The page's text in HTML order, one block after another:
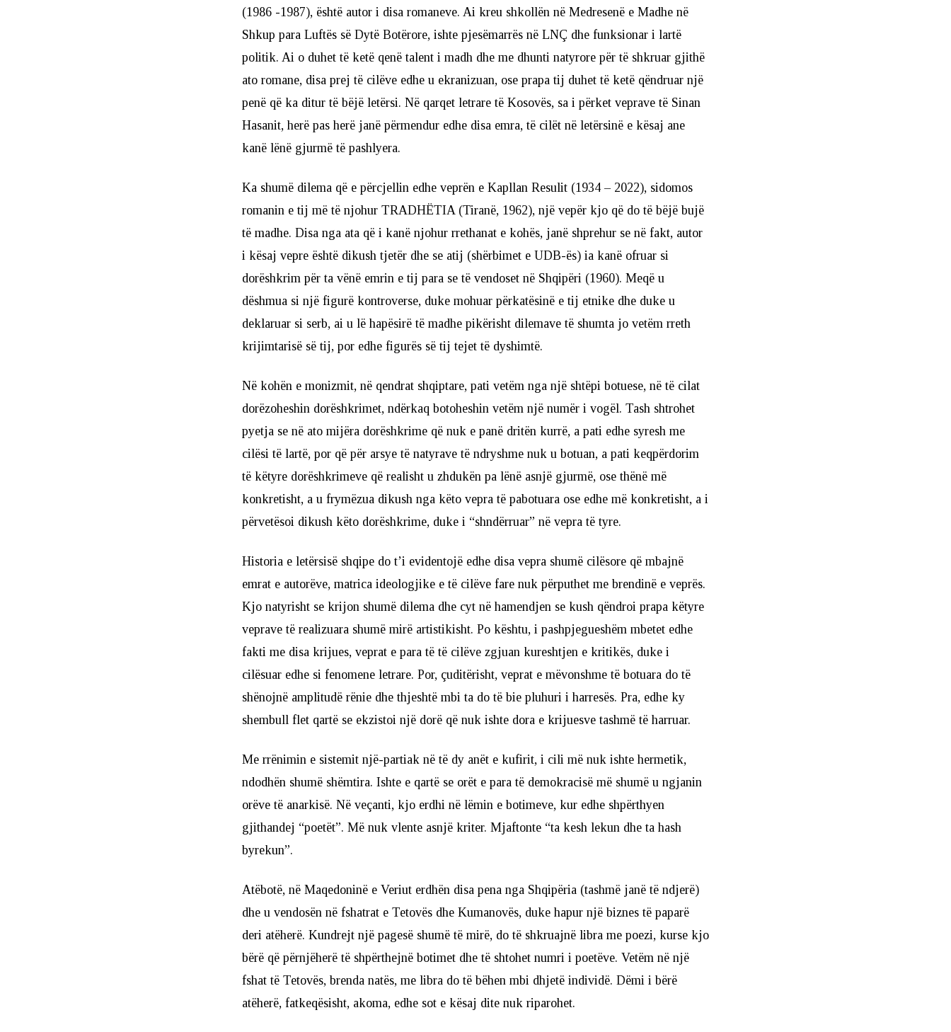
(1986 -1987), është autor i disa romaneve. Ai kreu shkollën në Medresenë e Madhe në
Shkup para Luftës së Dytë Botërore, ishte pjesëmarrës në LNÇ dhe funksionar i lartë
politik. Ai o duhet të ketë qenë talent i madh dhe me dhunti natyrore për të shkruar gjithë
ato romane, disa prej të cilëve edhe u ekranizuan, ose prapa tij duhet të ketë qëndruar një
penë që ka ditur të bëjë letërsi. Në qarqet letrare të Kosovës, sa i përket veprave të Sinan
Hasanit, herë pas herë janë përmendur edhe disa emra, të cilët në letërsinë e kësaj ane
kanë lënë gjurmë të pashlyera.
Ka shumë dilema që e përcjellin edhe veprën e Kapllan Resulit (1934 – 2022), sidomos
romanin e tij më të njohur TRADHËTIA (Tiranë, 1962), një vepër kjo që do të bëjë bujë
të madhe. Disa nga ata që i kanë njohur rrethanat e kohës, janë shprehur se në fakt, autor
i kësaj vepre është dikush tjetër dhe se atij (shërbimet e UDB-ës) ia kanë ofruar si
dorëshkrim për ta vënë emrin e tij para se të vendoset në Shqipëri (1960). Meqë u
dëshmua si një figurë kontroverse, duke mohuar përkatësinë e tij etnike dhe duke u
deklaruar si serb, ai u lë hapësirë të madhe pikërisht dilemave të shumta jo vetëm rreth
krijimtarisë së tij, por edhe figurës së tij tejet të dyshimtë.
Në kohën e monizmit, në qendrat shqiptare, pati vetëm nga një shtëpi botuese, në të cilat
dorëzoheshin dorëshkrimet, ndërkaq botoheshin vetëm një numër i vogël. Tash shtrohet
pyetja se në ato mijëra dorëshkrime që nuk e panë dritën kurrë, a pati edhe syresh me
cilësi të lartë, por që për arsye të natyrave të ndryshme nuk u botuan, a pati keqpërdorim
të këtyre dorëshkrimeve që realisht u zhdukën pa lënë asnjë gjurmë, ose thënë më
konkretisht, a u frymëzua dikush nga këto vepra të pabotuara ose edhe më konkretisht, a i
përvetësoi dikush këto dorëshkrime, duke i “shndërruar” në vepra të tyre.
Historia e letërsisë shqipe do t’i evidentojë edhe disa vepra shumë cilësore që mbajnë
emrat e autorëve, matrica ideologjike e të cilëve fare nuk përputhet me brendinë e veprës.
Kjo natyrisht se krijon shumë dilema dhe cyt në hamendjen se kush qëndroi prapa këtyre
veprave të realizuara shumë mirë artistikisht. Po kështu, i pashpjegueshëm mbetet edhe
fakti me disa krijues, veprat e para të të cilëve zgjuan kureshtjen e kritikës, duke i
cilësuar edhe si fenomene letrare. Por, çuditërisht, veprat e mëvonshme të botuara do të
shënojnë amplitudë rënie dhe thjeshtë mbi ta do të bie pluhuri i harresës. Pra, edhe ky
shembull flet qartë se ekzistoi një dorë që nuk ishte dora e krijuesve tashmë të harruar.
Me rrënimin e sistemit një-partiak në të dy anët e kufirit, i cili më nuk ishte hermetik,
ndodhën shumë shëmtira. Ishte e qartë se orët e para të demokracisë më shumë u ngjanin
orëve të anarkisë. Në veçanti, kjo erdhi në lëmin e botimeve, kur edhe shpërthyen
gjithandej “poetët”. Më nuk vlente asnjë kriter. Mjaftonte “ta kesh lekun dhe ta hash
byrekun”.
Atëbotë, në Maqedoninë e Veriut erdhën disa pena nga Shqipëria (tashmë janë të ndjerë)
dhe u vendosën në fshatrat e Tetovës dhe Kumanovës, duke hapur një biznes të paparë
deri atëherë. Kundrejt një pagesë shumë të mirë, do të shkruajnë libra me poezi, kurse kjo
bërë që përnjëherë të shpërthejnë botimet dhe të shtohet numri i poetëve. Vetëm në një
fshat të Tetovës, brenda natës, me libra do të bëhen mbi dhjetë individë. Dëmi i bërë
atëherë, fatkeqësisht, akoma, edhe sot e kësaj dite nuk riparohet.